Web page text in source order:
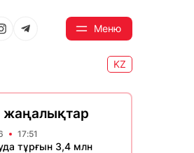
Меню
KZ
17:51
тұрғын 3,4 млн